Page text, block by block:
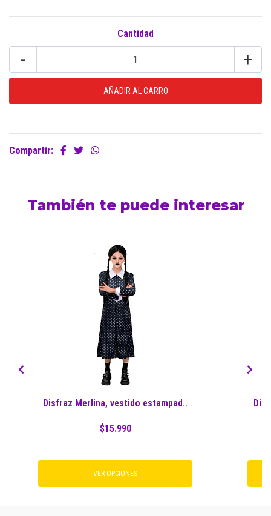
Cantidad
- +
Compartir:
También te puede interesar
Disfraz Merlina, vestido estampad..
$15.990
VER OPCIONES